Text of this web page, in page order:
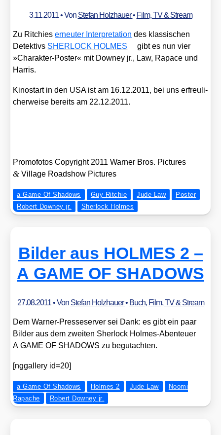
3.11.2011• Von Stefan Holzhauer• Film, TV & Stream
Zu Rit­chieserneu­ter Inter­pre­ta­ti­on des klas­si­schen
Detek­tivs SHERLOCK HOLMES
gibt es nun vier
»Cha­rak­ter-Pos­ter« mit Dow­ney jr., Law, Rapace und
Har­ris.
Kino­start in den USA ist am 16.12.2011, bei uns erfreu­li­
cher­wei­se bereits am 22.12.2011.
Pro­mo­fo­tos Copy­right 2011 War­ner Bros. Pic­tures
& Vil­la­ge Road­show Pic­tures
a Game Of Shadows Guy Ritchie Jude Law
Poster
Robert Downey jr.
Sherlock Holmes
Bilder aus HOLMES 2 –
A GAME OF SHADOWS
27.08.2011• Von Stefan Holzhauer• Buch, Film, TV & Stream
Dem War­ner-Pres­se­ser­ver sei Dank: es gibt ein paar
Bil­der aus dem zwei­ten Sher­lock Hol­mes-Aben­teu­er
A GAME OF SHADOWS zu begut­ach­ten.
[nggal­lery id=20]
a Game Of Shadows Holmes 2 Jude Law
Noomi
Rapache
Robert Downey jr.